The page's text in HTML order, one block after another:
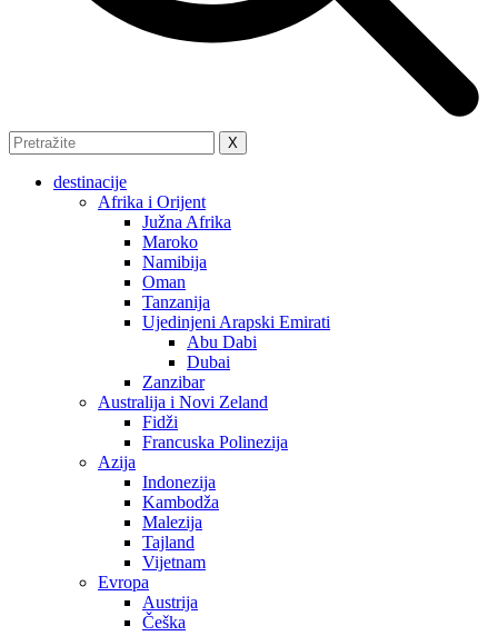
X
destinacije
Afrika i Orijent
Južna Afrika
Maroko
Namibija
Oman
Tanzanija
Ujedinjeni Arapski Emirati
Abu Dabi
Dubai
Zanzibar
Australija i Novi Zeland
Fidži
Francuska Polinezija
Azija
Indonezija
Kambodža
Malezija
Tajland
Vijetnam
Evropa
Austrija
Češka